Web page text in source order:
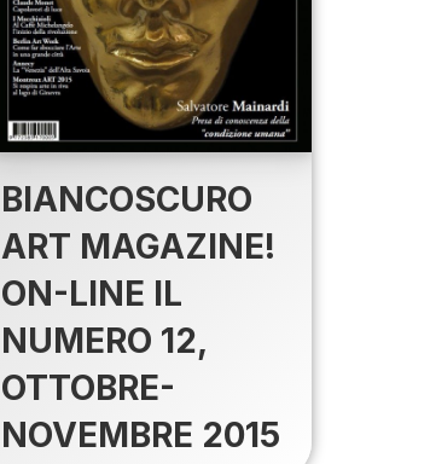
BIANCOSCURO
ART MAGAZINE!
ON-LINE IL
NUMERO 12,
OTTOBRE-
NOVEMBRE 2015